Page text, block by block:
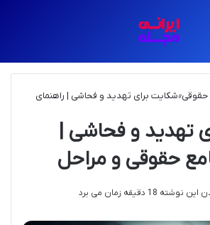
حقوقی»شکایت برای تهدید و فحاشی | راهنمای
تهدید و فحاشی |
حقوقی و مراحل
18 دقیقه زمان می برد